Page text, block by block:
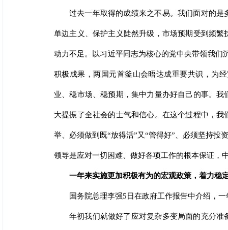
过去一年取得的成绩来之不易。我们面对的
单边主义、保护主义陡然升级，市场预期受到频
动力不足。以习近平同志为核心的党中央带领我
积极成果，两国元首釜山会晤达成重要共识，为
业、稳市场、稳预期，集中力量办好自己的事。
大提振了全社会的士气和信心。在这个过程中，
举、必须做到既“放得活”又“管得好”、必须坚持
领导是应对一切困难、做好各项工作的根本保证，
一年来实施更加积极有为的宏观政策，着力稳
国务院总理李强5日在政府工作报告中介绍，
年初我们就做好了应对复杂多变局面的充分